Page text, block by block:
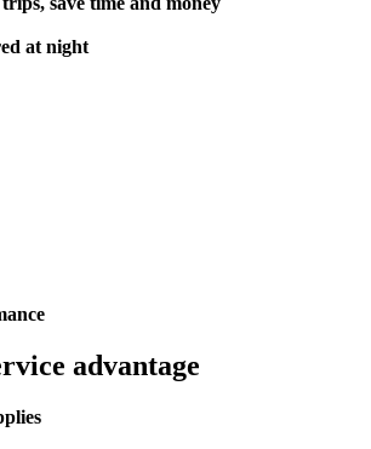
at night
advantage